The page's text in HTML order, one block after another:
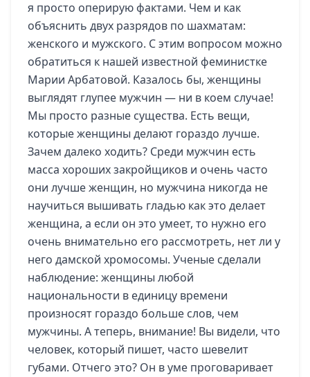
я просто оперирую фактами. Чем и как
объяснить двух разрядов по шахматам:
женского и мужского. С этим вопросом можно
обратиться к нашей известной феминистке
Марии Арбатовой. Казалось бы, женщины
выглядят глупее мужчин — ни в коем случае!
Мы просто разные существа. Есть вещи,
которые женщины делают гораздо лучше.
Зачем далеко ходить? Среди мужчин есть
масса хороших закройщиков и очень часто
они лучше женщин, но мужчина никогда не
научиться вышивать гладью как это делает
женщина, а если он это умеет, то нужно его
очень внимательно его рассмотреть, нет ли у
него дамской хромосомы. Ученые сделали
наблюдение: женщины любой
национальности в единицу времени
произносят гораздо больше слов, чем
мужчины. А теперь, внимание! Вы видели, что
человек, который пишет, часто шевелит
губами. Отчего это? Он в уме проговаривает